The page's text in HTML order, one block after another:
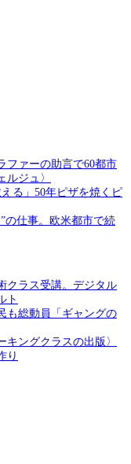
ファーの助言で60都市
ジュ〉
る」50年ピザを焼くピ
の仕事。欧米都市で続
クラス受講。デジタル
ト
も総動員「ギャングの
ングクラスの出版〉
り